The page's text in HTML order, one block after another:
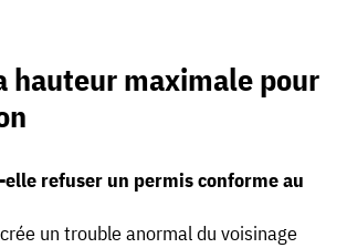
hauteur maximale pour
refuser un permis conforme au
un trouble anormal du voisinage